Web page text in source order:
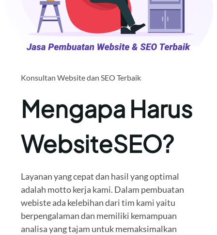
Konsultan Website dan SEO Terbaik
Mengapa Harus
WebsiteSEO?
Layanan yang cepat dan hasil yang optimal
adalah motto kerja kami. Dalam pembuatan
webiste ada kelebihan dari tim kami yaitu
berpengalaman dan memiliki kemampuan
analisa yang tajam untuk memaksimalkan